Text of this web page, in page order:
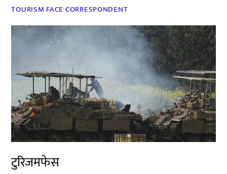
TOURISM FACE CORRESPONDENT
टुरिजमफेस